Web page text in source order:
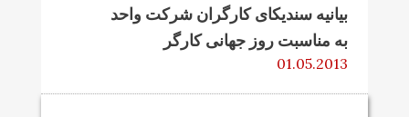
بیانیه سندیکای کارگران شرکت واحد
به مناسبت روز جهانی کارگر
01.05.2013